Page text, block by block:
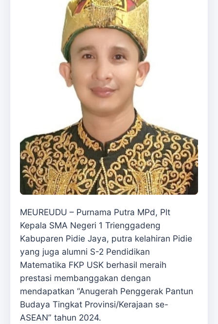
MEUREUDU – Purnama Putra MPd, Plt
Kepala SMA Negeri 1 Trienggadeng
Kabuparen Pidie Jaya, putra kelahiran Pidie
yang juga alumni S-2 Pendidikan
Matematika FKP USK berhasil meraih
prestasi membanggakan dengan
mendapatkan “Anugerah Penggerak Pantun
Budaya Tingkat Provinsi/Kerajaan se-
ASEAN” tahun 2024.